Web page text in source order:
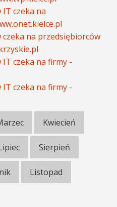
czeka na
na przedsiębiorców
czeka na firmy -
czeka na firmy -
Kwiecień
Sierpień
Listopad